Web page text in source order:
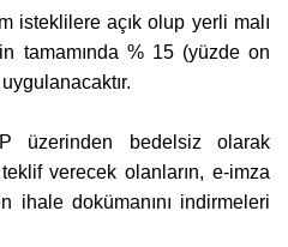
isteklilere açık olup yerli malı
tamamında % 15 (yüzde on
üzerinden bedelsiz olarak
verecek olanların, e-imza
ihale dokümanını indirmeleri